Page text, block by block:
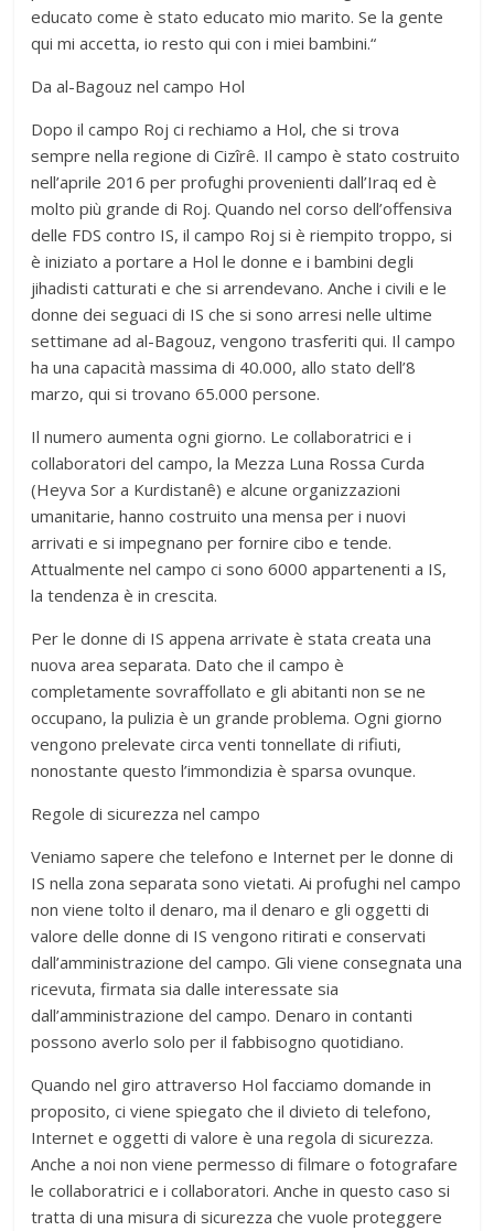
educato come è stato educato mio marito. Se la gente
qui mi accetta, io resto qui con i miei bambini.“
Da al-Bagouz nel campo Hol
Dopo il campo Roj ci rechiamo a Hol, che si trova
sempre nella regione di Cizîrê. Il campo è stato costruito
nell’aprile 2016 per profughi provenienti dall’Iraq ed è
molto più grande di Roj. Quando nel corso dell’offensiva
delle FDS contro IS, il campo Roj si è riempito troppo, si
è iniziato a portare a Hol le donne e i bambini degli
jihadisti catturati e che si arrendevano. Anche i civili e le
donne dei seguaci di IS che si sono arresi nelle ultime
settimane ad al-Bagouz, vengono trasferiti qui. Il campo
ha una capacità massima di 40.000, allo stato dell’8
marzo, qui si trovano 65.000 persone.
Il numero aumenta ogni giorno. Le collaboratrici e i
collaboratori del campo, la Mezza Luna Rossa Curda
(Heyva Sor a Kurdistanê) e alcune organizzazioni
umanitarie, hanno costruito una mensa per i nuovi
arrivati e si impegnano per fornire cibo e tende.
Attualmente nel campo ci sono 6000 appartenenti a IS,
la tendenza è in crescita.
Per le donne di IS appena arrivate è stata creata una
nuova area separata. Dato che il campo è
completamente sovraffollato e gli abitanti non se ne
occupano, la pulizia è un grande problema. Ogni giorno
vengono prelevate circa venti tonnellate di rifiuti,
nonostante questo l’immondizia è sparsa ovunque.
Regole di sicurezza nel campo
Veniamo sapere che telefono e Internet per le donne di
IS nella zona separata sono vietati. Ai profughi nel campo
non viene tolto il denaro, ma il denaro e gli oggetti di
valore delle donne di IS vengono ritirati e conservati
dall’amministrazione del campo. Gli viene consegnata una
ricevuta, firmata sia dalle interessate sia
dall’amministrazione del campo. Denaro in contanti
possono averlo solo per il fabbisogno quotidiano.
Quando nel giro attraverso Hol facciamo domande in
proposito, ci viene spiegato che il divieto di telefono,
Internet e oggetti di valore è una regola di sicurezza.
Anche a noi non viene permesso di filmare o fotografare
le collaboratrici e i collaboratori. Anche in questo caso si
tratta di una misura di sicurezza che vuole proteggere